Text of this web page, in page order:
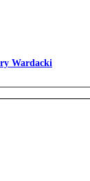
Wardacki